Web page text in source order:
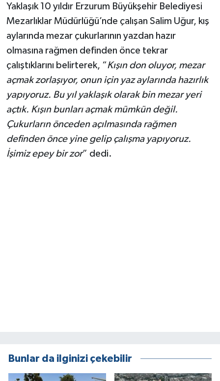
Yaklaşık 10 yıldır Erzurum Büyükşehir Belediyesi
Mezarlıklar Müdürlüğü’nde çalışan Salim Uğur, kış
aylarında mezar çukurlarının yazdan hazır
olmasına rağmen definden önce tekrar
çalıştıklarını belirterek, “Kışın don oluyor, mezar
açmak zorlaşıyor, onun için yaz aylarında hazırlık
yapıyoruz. Bu yıl yaklaşık olarak bin mezar yeri
açtık. Kışın bunları açmak mümkün değil.
Çukurların önceden açılmasında rağmen
definden önce yine gelip çalışma yapıyoruz.
İşimiz epey bir zor” dedi.
Bunlar da ilginizi çekebilir